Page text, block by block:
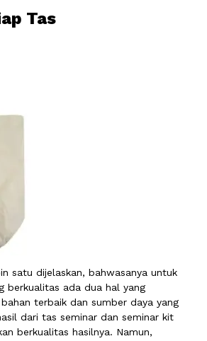
Tas
satu dijelaskan, bahwasanya untuk
berkualitas ada dua hal yang
terbaik dan sumber daya yang
dari tas seminar dan seminar kit
berkualitas hasilnya. Namun,